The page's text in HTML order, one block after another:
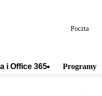
Poczta
i Office 365 Programy